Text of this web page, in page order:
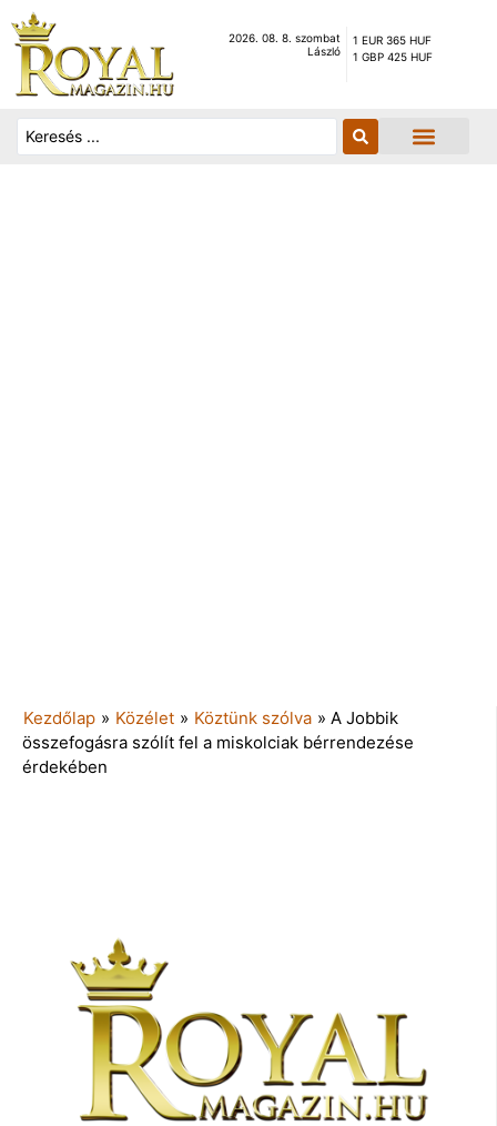
2026. 08. 8. szombat
László
1 EUR 365 HUF
1 GBP 425 HUF
Kezdőlap » Közélet » Köztünk szólva » A Jobbik
összefogásra szólít fel a miskolciak bérrendezése
érdekében